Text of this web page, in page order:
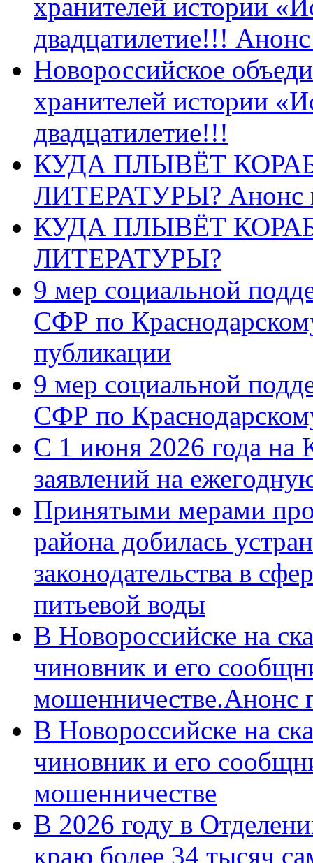
хранителей истории
двадцатилетие!!!
Новороссийское
хранителей истории
двадцатилетие!!!
КУДА ПЛЫВЁТ
ЛИТЕРАТУРЫ? Анонс
КУДА ПЛЫВЁТ
ЛИТЕРАТУРЫ?
9 мер социальной
СФР по
публикации
9 мер социальной
СФР по
С 1 июня 2026 года на
заявлений на
Принятыми мерами
района добилась
законодательства в
питьевой воды
В Новороссийске на
чиновник и его
мошенничестве.Анонс
В Новороссийске на
чиновник и его
мошенничестве
В 2026 году в
краю более 34 тысяч